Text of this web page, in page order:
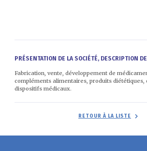
PRÉSENTATION DE LA SOCIÉTÉ, DESCRIPTION
Fabrication, vente, développement de
compléments alimentaires, produits diététiques,
dispositifs médicaux.
RETOUR À LA LISTE